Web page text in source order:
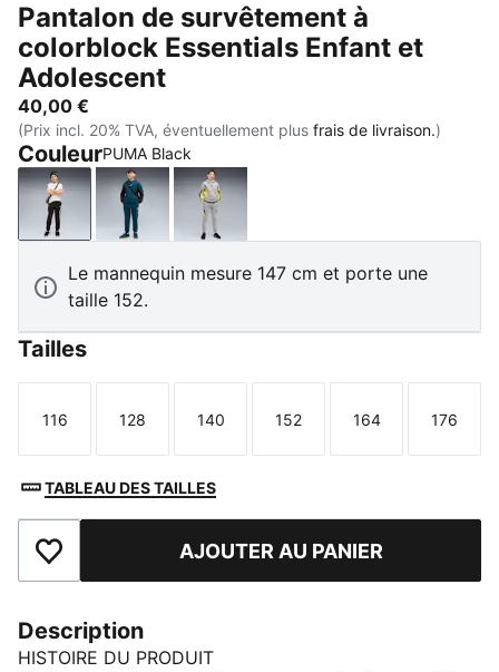
Pantalon de survêtement à
colorblock Essentials Enfant et
Adolescent
40,00 €
(Prix incl. 20% TVA, éventuellement plus frais de livraison.)
CouleurPUMA Black
PUMA BlackMidnight PetrolGray Echo
Le mannequin mesure 147 cm et porte une
taille 152.
Tailles
Taille
116
Taille
128
Taille
140
Taille
152
Taille
164
Taille
176
TABLEAU DES TAILLES
Ajouter aux favorisAJOUTER AU PANIER
Description
HISTOIRE DU PRODUIT